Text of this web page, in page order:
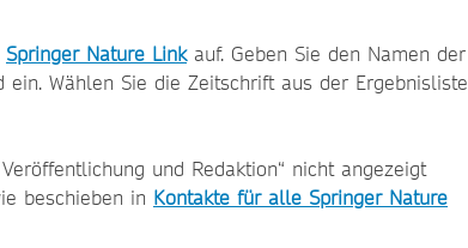
Springer Nature Linkauf. Geben Sie den Namen der
Wählen Sie die Zeitschrift aus der Ergebnisliste
und Redaktion“ nicht angezeigt
beschieben in Kontakte für alle Springer Nature